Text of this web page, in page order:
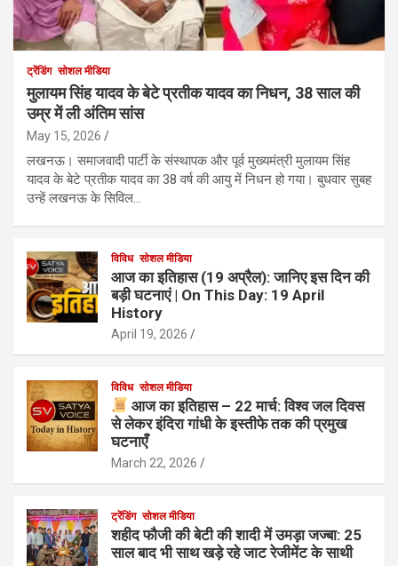
ट्रेंडिंग सोशल मीडिया
मुलायम सिंह यादव के बेटे प्रतीक यादव का निधन, 38 साल की
उम्र में ली अंतिम सांस
May 15, 2026
लखनऊ। समाजवादी पार्टी के संस्थापक और पूर्व मुख्यमंत्री मुलायम सिंह
यादव के बेटे प्रतीक यादव का 38 वर्ष की आयु में निधन हो गया। बुधवार सुबह
उन्हें लखनऊ के सिविल…
विविध सोशल मीडिया
आज का इतिहास (19 अप्रैल): जानिए इस दिन की
बड़ी घटनाएं | On This Day: 19 April
History
April 19, 2026
विविध सोशल मीडिया
आज का इतिहास – 22 मार्च: विश्व जल दिवस
से लेकर इंदिरा गांधी के इस्तीफे तक की प्रमुख
घटनाएँ
March 22, 2026
ट्रेंडिंग सोशल मीडिया
शहीद फौजी की बेटी की शादी में उमड़ा जज्बा: 25
साल बाद भी साथ खड़े रहे जाट रेजीमेंट के साथी